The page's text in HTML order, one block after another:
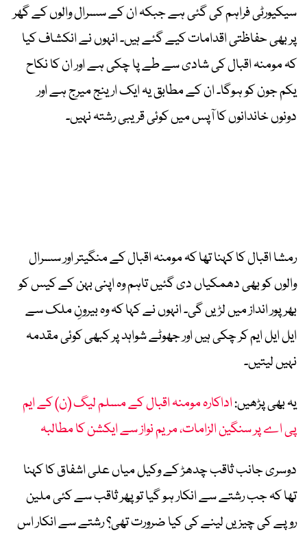
سیکیورٹی فراہم کی گئی ہے جبکہ ان کے سسرال والوں کے گھر
پر بھی حفاظتی اقدامات کیے گئے ہیں۔ انہوں نے انکشاف کیا
کہ مومنہ اقبال کی شادی سے طے پا چکی ہے اور ان کا نکاح
یکم جون کو ہوگا۔ ان کے مطابق یہ ایک ارینج میرج ہے اور
دونوں خاندانوں کا آپس میں کوئی قریبی رشتہ نہیں۔
رمشا اقبال کا کہنا تھا کہ مومنہ اقبال کے منگیتر اور سسرال
والوں کو بھی دھمکیاں دی گئیں تاہم وہ اپنی بہن کے کیس کو
بھرپور انداز میں لڑیں گی۔ انہوں نے کہا کہ وہ بیرونِ ملک سے
ایل ایل ایم کر چکی ہیں اور جھوٹے شواہد پر کبھی کوئی مقدمہ
نہیں لیتیں۔
یہ بھی پڑھیں:اداکارہ مومنہ اقبال کے مسلم لیگ (ن) کے ایم
پی اے پر سنگین الزامات، مریم نواز سے ایکشن کا مطالبہ
دوسری جانب ثاقب چدھڑ کے وکیل میاں علی اشفاق کا کہنا
تھا کہ جب رشتے سے انکار ہو گیا تو پھر ثاقب سے کئی ملین
روپے کی چیزیں لینے کی کیا ضرورت تھی؟ رشتے سے انکار اس